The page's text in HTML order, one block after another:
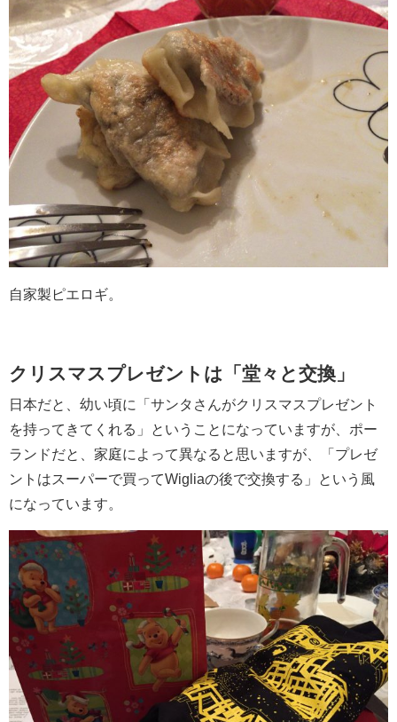
自家製ピエロギ。
クリスマスプレゼントは「堂々と交換」
日本だと、幼い頃に「サンタさんがクリスマスプレゼント
を持ってきてくれる」ということになっていますが、ポー
ランドだと、家庭によって異なると思いますが、「プレゼ
ントはスーパーで買ってWigliaの後で交換する」という風
になっています。